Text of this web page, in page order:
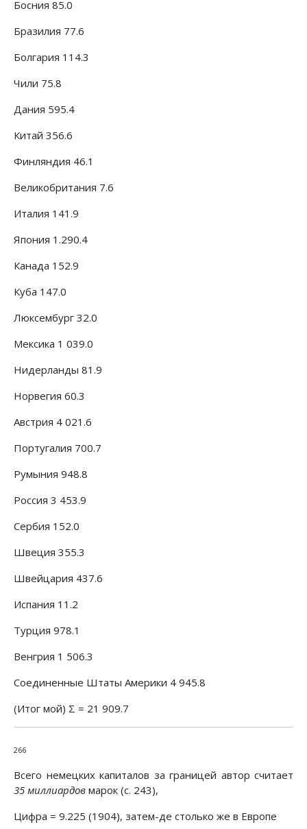
Босния 85.0
Бразилия 77.6
Болгария 114.3
Чили 75.8
Дания 595.4
Китай 356.6
Финляндия 46.1
Великобритания 7.6
Италия 141.9
Япония 1.290.4
Канада 152.9
Куба 147.0
Люксембург 32.0
Мексика 1 039.0
Нидерланды 81.9
Норвегия 60.3
Австрия 4 021.6
Португалия 700.7
Румыния 948.8
Россия 3 453.9
Сербия 152.0
Швеция 355.3
Швейцария 437.6
Испания 11.2
Турция 978.1
Венгрия 1 506.3
Соединенные Штаты Америки 4 945.8
(Итог мой) Σ = 21 909.7
266
Всего немецких капиталов за границей автор считает
35 миллиардов марок (с. 243),
Цифра = 9.225 (1904), затем-де столько же в Европе